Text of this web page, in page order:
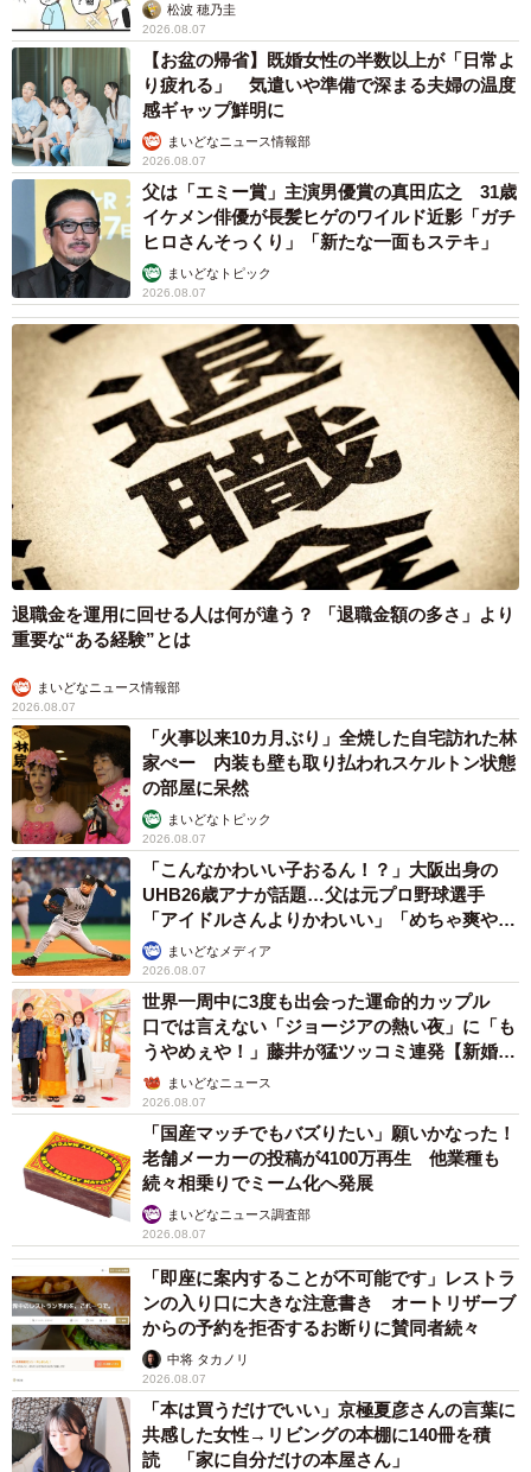
松波 穂乃圭
2026.08.07
【お盆の帰省】既婚女性の半数以上が「日常よ
り疲れる」 気遣いや準備で深まる夫婦の温度
感ギャップ鮮明に
まいどなニュース情報部
2026.08.07
父は「エミー賞」主演男優賞の真田広之 31歳
イケメン俳優が長髪ヒゲのワイルド近影「ガチ
ヒロさんそっくり」「新たな一面もステキ」
まいどなトピック
2026.08.07
退職金を運用に回せる人は何が違う？ 「退職金額の多さ」より
重要な“ある経験”とは
まいどなニュース情報部
2026.08.07
「火事以来10カ月ぶり」全焼した自宅訪れた林
家ぺー 内装も壁も取り払われスケルトン状態
の部屋に呆然
まいどなトピック
2026.08.07
「こんなかわいい子おるん！？」大阪出身の
UHB26歳アナが話題…父は元プロ野球選手
「アイドルさんよりかわいい」「めちゃ爽や
か」まいどなメディア
2026.08.07
世界一周中に3度も出会った運命的カップル
口では言えない「ジョージアの熱い夜」に「も
うやめぇや！」藤井が猛ツッコミ連発【新婚さ
ん】まいどなニュース
2026.08.07
「国産マッチでもバズりたい」願いかなった！
老舗メーカーの投稿が4100万再生 他業種も
続々相乗りでミーム化へ発展
まいどなニュース調査部
2026.08.07
「即座に案内することが不可能です」レストラ
ンの入り口に大きな注意書き オートリザーブ
からの予約を拒否するお断りに賛同者続々
中将 タカノリ
2026.08.07
「本は買うだけでいい」京極夏彦さんの言葉に
共感した女性→リビングの本棚に140冊を積
読 「家に自分だけの本屋さん」